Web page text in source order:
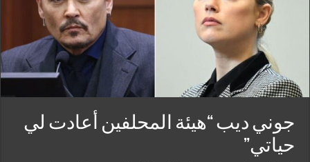
جوني ديب “هيئة المحلفين أعادت لي
حياتي”